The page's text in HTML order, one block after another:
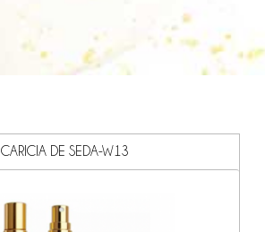
CARICIA DE SEDA-W13